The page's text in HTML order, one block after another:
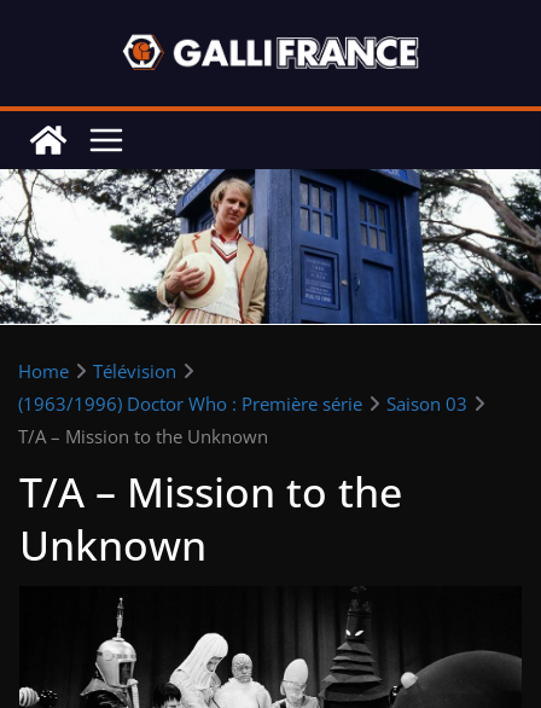
Home
Télévision
(1963/1996) Doctor Who : Première série
Saison 03
T/A – Mission to the Unknown
T/A – Mission to the
Unknown